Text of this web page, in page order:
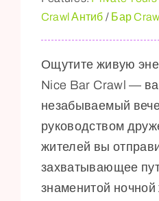
Crawl Антиб / Бар
Ощутите живую
Nice Bar Crawl —
незабываемый
руководством
жителей вы
захватывающее
знаменитой ночной